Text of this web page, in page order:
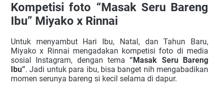
Kompetisi foto “Masak Seru Bareng
Ibu” Miyako x Rinnai
Untuk menyambut Hari Ibu, Natal, dan Tahun Baru,
Miyako x Rinnai mengadakan kompetisi foto di media
sosial Instagram, dengan tema “Masak Seru Bareng
Ibu”. Jadi untuk para ibu, bisa banget nih mengabadikan
momen serunya bareng si kecil selama di dapur.